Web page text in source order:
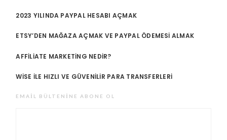
2023 YILINDA PAYPAL HESABI AÇMAK
ETSY’DEN MAĞAZA AÇMAK VE PAYPAL ÖDEMESI ALMAK
AFFILIATE MARKETING NEDIR?
WISE ILE HIZLI VE GÜVENILIR PARA TRANSFERLERI
EMAIL BÜLTENINE ABONE OL